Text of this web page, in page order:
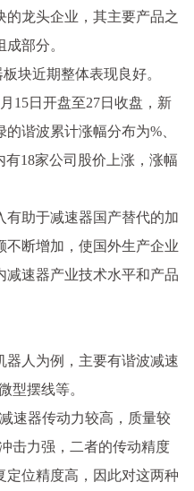
的龙头企业，其主要产品之
部分。
块近期整体表现良好。
15日开盘至27日收盘，新
谐波累计涨幅分布为%、
有18家公司股价上涨，涨幅
有助于减速器国产替代的加
不断增加，使国外生产企业
减速器产业技术水平和产品
器人为例，主要有谐波减速
型摆线等。
速器传动力较高，质量较
击力强，二者的传动精度
定位精度高，因此对这两种